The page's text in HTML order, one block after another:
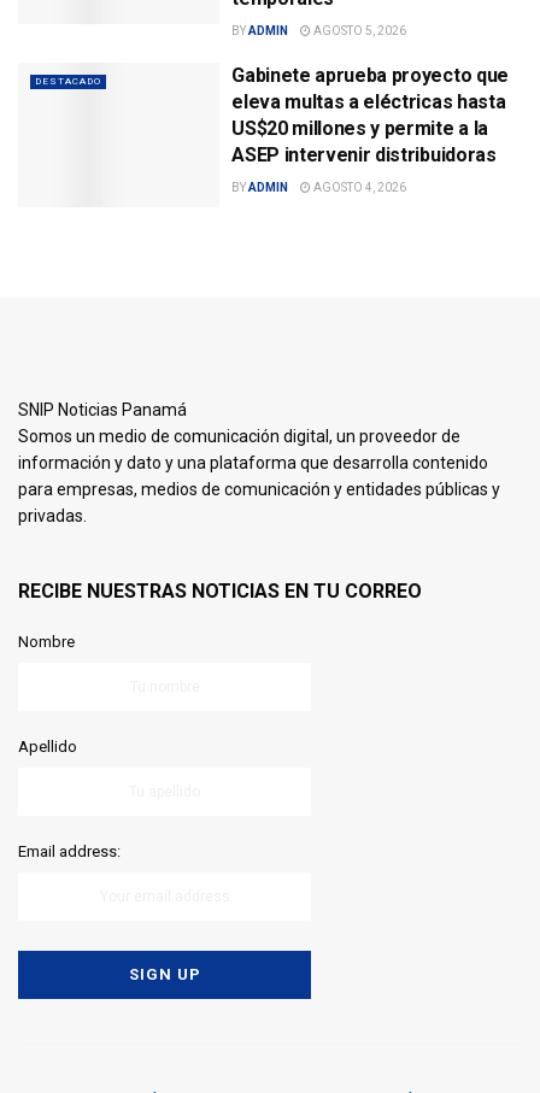
BYADMIN AGOSTO 5, 2026
DESTACADO
Gabinete aprueba proyecto que
eleva multas a eléctricas hasta
US$20 millones y permite a la
ASEP intervenir distribuidoras
BYADMIN AGOSTO 4, 2026
SNIP Noticias Panamá
Somos un medio de comunicación digital, un proveedor de
información y dato y una plataforma que desarrolla contenido
para empresas, medios de comunicación y entidades públicas y
privadas.
RECIBE NUESTRAS NOTICIAS EN TU CORREO
Nombre
Apellido
Email address: